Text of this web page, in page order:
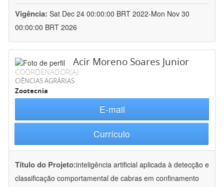
Vigência: Sat Dec 24 00:00:00 BRT 2022-Mon Nov 30
00:00:00 BRT 2026
Acir Moreno Soares Junior
COORDENADOR(A)
CIÊNCIAS AGRÁRIAS
Zootecnia
E-mail
Currículo
Título do Projeto:inteligência artificial aplicada à detecção e
classificação comportamental de cabras em confinamento